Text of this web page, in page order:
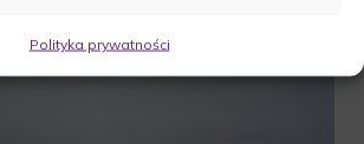
Polityka prywatności